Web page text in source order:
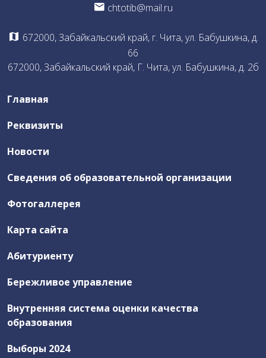
Что предлагает Бюро
Воркшоп
абитуриентами
Отчеты по деятельности Бюро
ЦОПП ИКТ
Выборы 2024
Правовая деятельность
Антикоррупционная деятельность
Часто задаваемые вопросы
chtotib@mail.ru
672000, Забайкальский край, г. Чита, ул. Бабушкина, д.
66
672000, Забайкальский край, Г. Чита, ул. Бабушкина, д. 2б
Главная
Реквизиты
Новости
Сведения об образовательной организации
Фотогаллерея
Карта сайта
Абитуриенту
Бережливое управление
Внутренняя система оценки качества
образования
Выборы 2024